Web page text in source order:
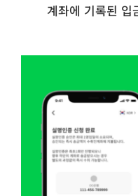
계좌에 기록된 입